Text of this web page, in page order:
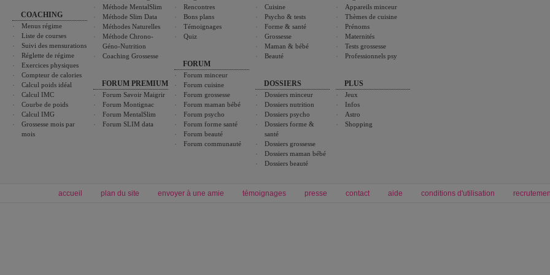
COACHING
Menus régime
Liste de courses
Suivi des mensurations
Réglette de régime
Exercices physiques
Compteur de calories
Calcul poids idéal
Calcul IMC
Courbe de poids
Calcul IMG
Grossesse mois par
mois
Méthode MentalSlim
Méthode Slim Data
Méthodes Naturelles
Méthode Chrono-
Géno-Nutrition
Coaching Grossesse
FORUM PREMIUM
Forum Savoir Maigrir
Forum Montignac
Forum MentalSlim
Forum SLIM data
Rencontres
Bons plans
Témoignages
Quiz
FORUM
Forum minceur
Forum cuisine
Forum grossesse
Forum maman bébé
Forum psycho
Forum forme santé
Forum beauté
Forum communauté
Cuisine
Psycho & tests
Forme & santé
Grossesse
Maman & bébé
Beauté
DOSSIERS
Dossiers minceur
Dossiers nutrition
Dossiers psycho
Dossiers forme &
santé
Dossiers grossesse
Dossiers maman bébé
Dossiers beauté
Appareils minceur
Thèmes de cuisine
Prénoms
Maternités
Tests grossesse
Professionnels psy
PLUS
Jeux
Infos
Astro
Shopping
accueil plan du site envoyer à une amie témoignages presse contact aide conditions d'utilisation